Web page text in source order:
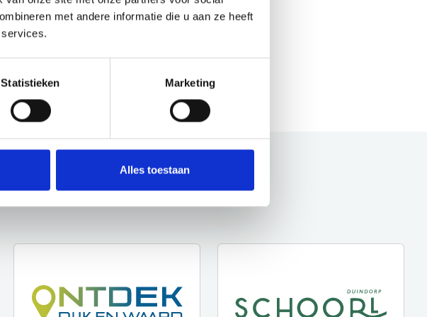
met andere informatie die u aan ze heeft
Statistieken Marketing
Alles toestaan